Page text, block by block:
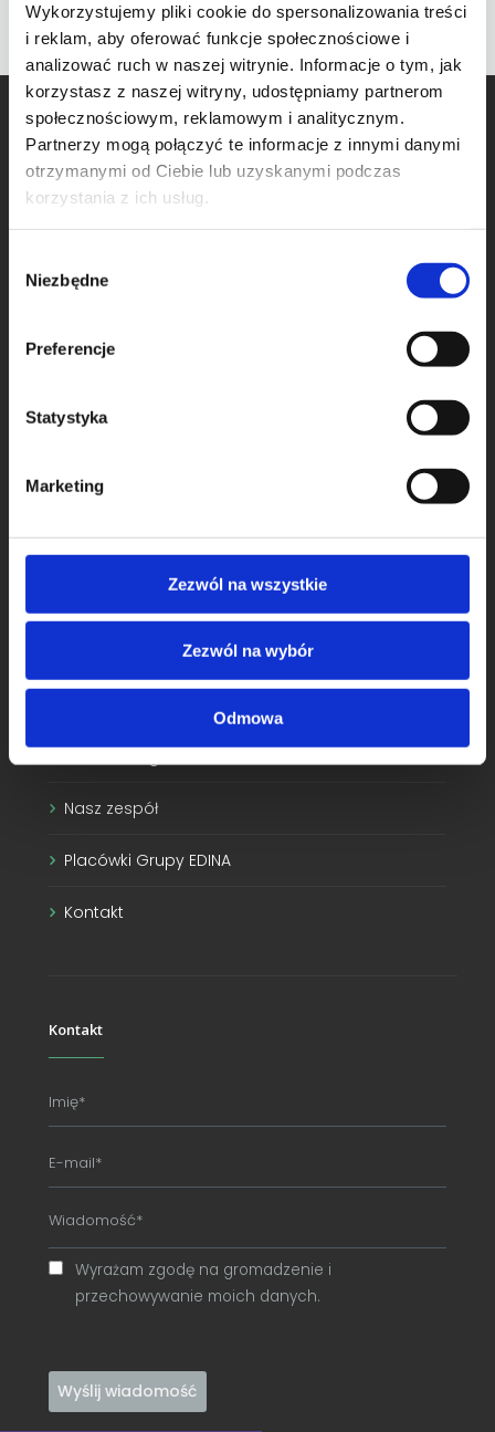
Wykorzystujemy pliki cookie do spersonalizowania treści
i reklam, aby oferować funkcje społecznościowe i
analizować ruch w naszej witrynie. Informacje o tym, jak
korzystasz z naszej witryny, udostępniamy partnerom
społecznościowym, reklamowym i analitycznym.
Partnerzy mogą połączyć te informacje z innymi danymi
otrzymanymi od Ciebie lub uzyskanymi podczas
korzystania z ich usług.
Niezbędne
Preferencje
Statystyka
Marketing
Zezwól na wszystkie
Zezwól na wybór
Odmowa
roku.
blisko 200 m2 lecznica, która mieści się na ulicy Katowickiej
11 w Poznaniu, na Ratajach.
Klinikę Przyjazną Kotom (Cat Friendly Clinic). Otrzymała
Nasz zespół
Placówki Grupy EDINA
Kontakt
Kontakt
Wyrażam zgodę na gromadzenie i
przechowywanie moich danych.